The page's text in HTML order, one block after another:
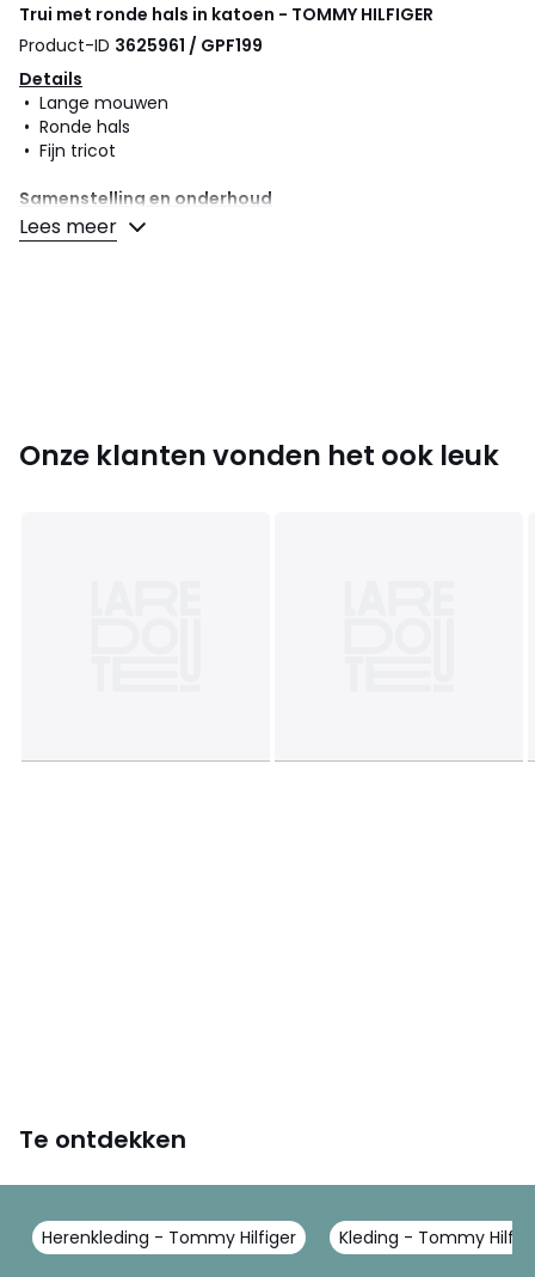
Trui met ronde hals in katoen - TOMMY HILFIGER
Product-ID 3625961 / GPF199
Details
• Lange mouwen
• Ronde hals
• Fijn tricot
Samenstelling en onderhoud
• 100% katoen
• Onderhoud : zie etiket
Lees meer
Onze klanten vonden het ook leuk
Te ontdekken
Herenkleding - Tommy Hilfiger Kleding - Tommy